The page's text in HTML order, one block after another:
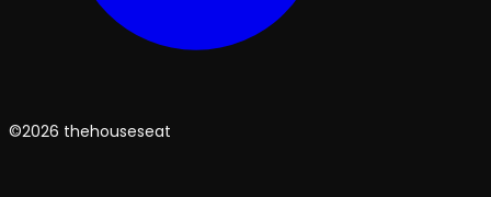
©2026 thehouseseat